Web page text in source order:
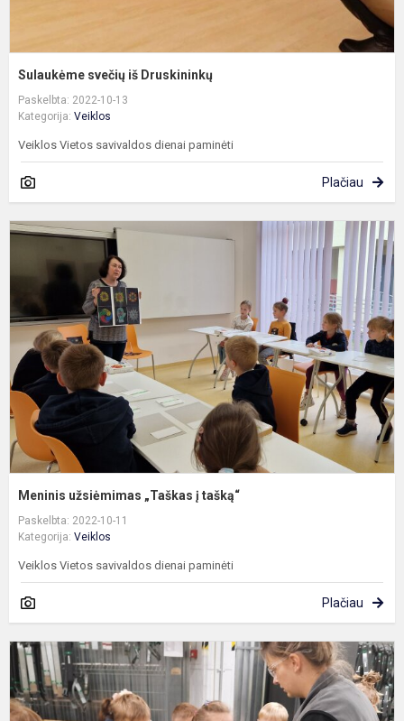
Sulaukėme svečių iš Druskininkų
Paskelbta: 2022-10-13
Kategorija: Veiklos
Veiklos Vietos savivaldos dienai paminėti
Plačiau
Meninis užsiėmimas „Taškas į tašką“
Paskelbta: 2022-10-11
Kategorija: Veiklos
Veiklos Vietos savivaldos dienai paminėti
Plačiau